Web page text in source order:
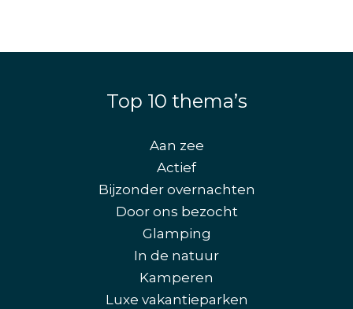
Top 10 thema’s
Aan zee
Actief
Bijzonder overnachten
Door ons bezocht
Glamping
In de natuur
Kamperen
Luxe vakantieparken